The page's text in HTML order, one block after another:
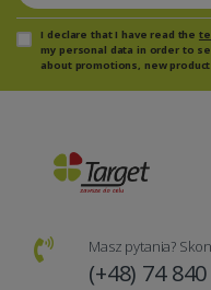
I declare that I have read the
my personal data in order to
about promotions, new
Masz pytania?
(+48) 74